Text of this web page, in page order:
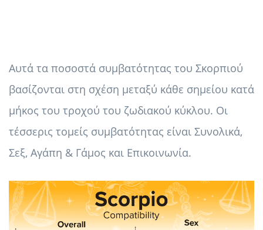
Αυτά τα ποσοστά συμβατότητας του Σκορπιού
βασίζονται στη σχέση μεταξύ κάθε σημείου κατά
μήκος του τροχού του ζωδιακού κύκλου. Οι
τέσσερις τομείς συμβατότητας είναι Συνολικά,
Σεξ, Αγάπη & Γάμος και Επικοινωνία.